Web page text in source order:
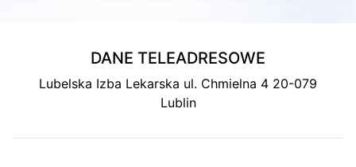
DANE TELEADRESOWE
Lubelska Izba Lekarska ul. Chmielna 4 20-079
Lublin